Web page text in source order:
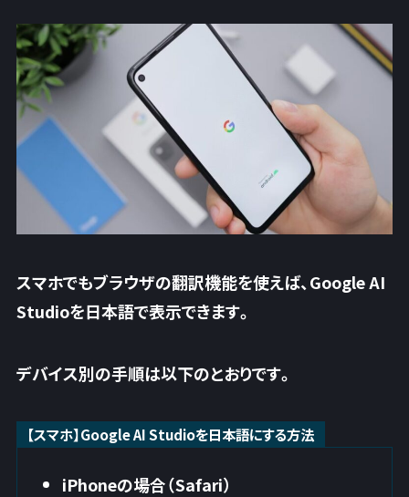
スマホでもブラウザの翻訳機能を使えば、Google AI
Studioを日本語で表示できます。
デバイス別の手順は以下のとおりです。
【スマホ】Google AI Studioを日本語にする方法
iPhoneの場合（Safari）